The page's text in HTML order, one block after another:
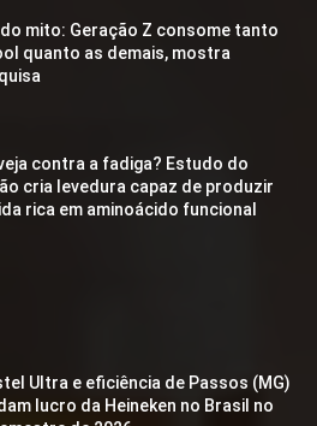
do mito: Geração Z consome tanto
quanto as demais, mostra
contra a fadiga? Estudo do
cria levedura capaz de produzir
rica em aminoácido funcional
Ultra e eficiência de Passos (MG)
lucro da Heineken no Brasil no